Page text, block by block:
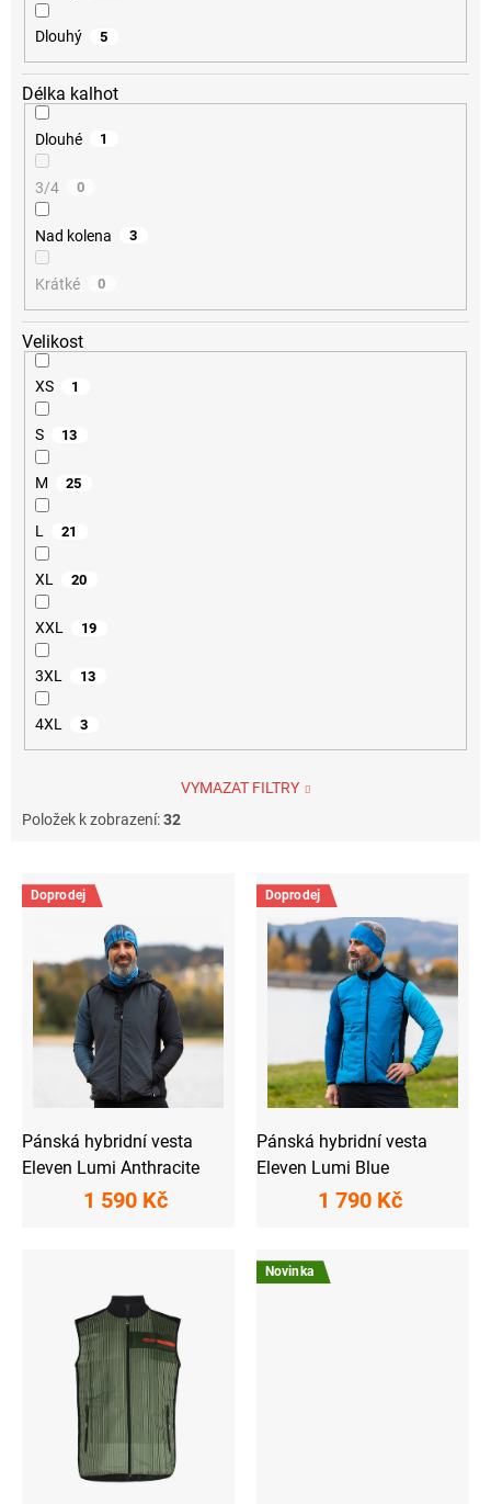
Velikost
XS 1
S 13
M 25
L 21
XL 20
XXL 19
3XL 13
4XL 3
Dlouhý 5
Délka kalhot
Dlouhé 1
3/4 0
Nad kolena 3
Krátké 0
VYMAZAT FILTRY
Položek k zobrazení:32
Doprodej
Pánská hybridní vesta
Eleven Lumi Anthracite
1 590 Kč
Doprodej
Pánská hybridní vesta
Eleven Lumi Blue
1 790 Kč
Novinka